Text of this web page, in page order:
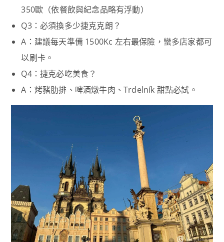
350歐（依餐飲與紀念品略有浮動）
Q3：必須換多少捷克克朗？
A：建議每天準備 1500Kc 左右最保險，蠻多店家都可
以刷卡。
Q4：捷克必吃美食？
A：烤豬肋排、啤酒燉牛肉、Trdelník 甜點必試。